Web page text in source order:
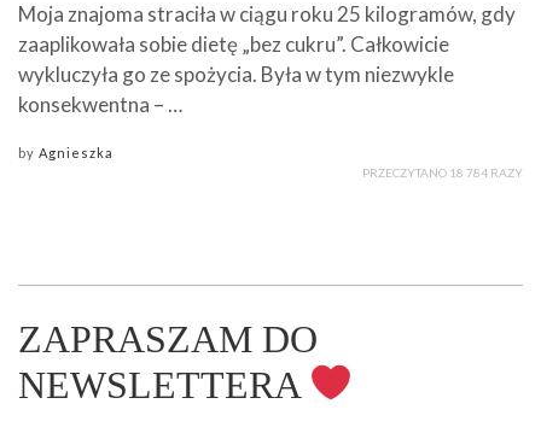
Moja znajoma straciła w ciągu roku 25 kilogramów, gdy
zaaplikowała sobie dietę „bez cukru”. Całkowicie
wykluczyła go ze spożycia. Była w tym niezwykle
konsekwentna – …
by Agnieszka
PRZECZYTANO 18 784 RAZY
ZAPRASZAM DO
NEWSLETTERA